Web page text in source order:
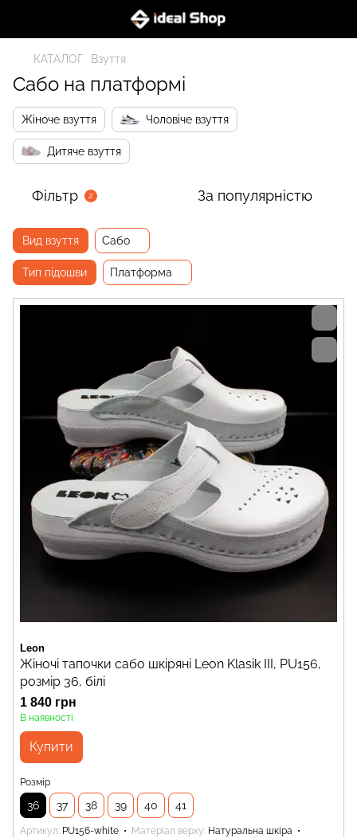
КАТАЛОГ Взуття
Сабо на платформі
Жіноче взуття Чоловіче взуття
Дитяче взуття
Фільтр 2 За популярністю
Вид взуття Сабо
Тип підошви Платформа
Leon
Жіночі тапочки сабо шкіряні Leon Klasik III, PU156,
розмір 36, білі
1 840 грн
В наявності
Купити
Розмір
36 37 38 39 40 41
Артикул PU156-white Матеріал верху Натуральна шкіра